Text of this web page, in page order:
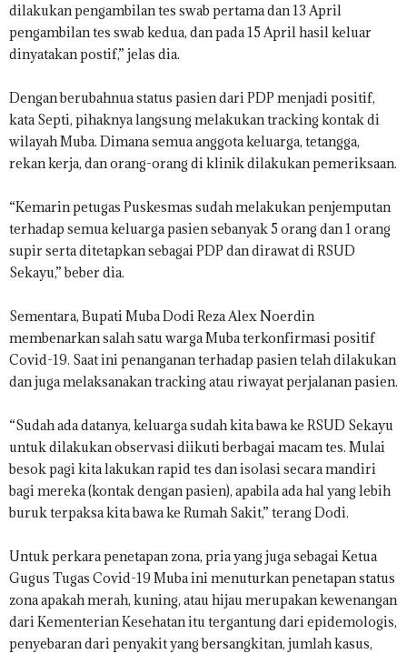
dilakukan pengambilan tes swab pertama dan 13 April
pengambilan tes swab kedua, dan pada 15 April hasil keluar
dinyatakan postif,” jelas dia.
Dengan berubahnua status pasien dari PDP menjadi positif,
kata Septi, pihaknya langsung melakukan tracking kontak di
wilayah Muba. Dimana semua anggota keluarga, tetangga,
rekan kerja, dan orang-orang di klinik dilakukan pemeriksaan.
“Kemarin petugas Puskesmas sudah melakukan penjemputan
terhadap semua keluarga pasien sebanyak 5 orang dan 1 orang
supir serta ditetapkan sebagai PDP dan dirawat di RSUD
Sekayu,” beber dia.
Sementara, Bupati Muba Dodi Reza Alex Noerdin
membenarkan salah satu warga Muba terkonfirmasi positif
Covid-19. Saat ini penanganan terhadap pasien telah dilakukan
dan juga melaksanakan tracking atau riwayat perjalanan pasien.
“Sudah ada datanya, keluarga sudah kita bawa ke RSUD Sekayu
untuk dilakukan observasi diikuti berbagai macam tes. Mulai
besok pagi kita lakukan rapid tes dan isolasi secara mandiri
bagi mereka (kontak dengan pasien), apabila ada hal yang lebih
buruk terpaksa kita bawa ke Rumah Sakit,” terang Dodi.
Untuk perkara penetapan zona, pria yang juga sebagai Ketua
Gugus Tugas Covid-19 Muba ini menuturkan penetapan status
zona apakah merah, kuning, atau hijau merupakan kewenangan
dari Kementerian Kesehatan itu tergantung dari epidemologis,
penyebaran dari penyakit yang bersangkitan, jumlah kasus,